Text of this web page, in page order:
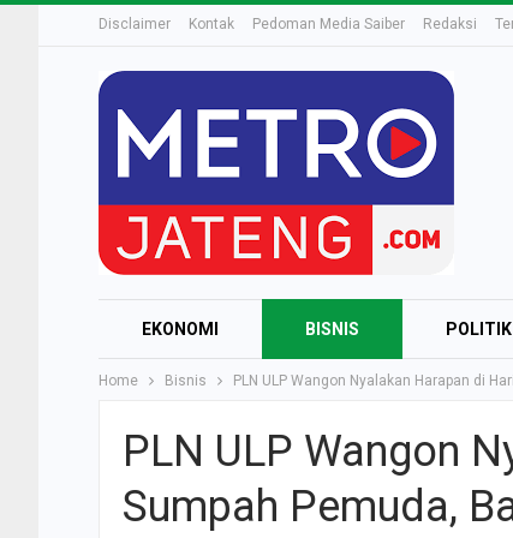
Disclaimer Kontak Pedoman Media Saiber Redaksi
EKONOMI BISNIS POLITIK
Home Bisnis PLN ULP Wangon Nyalakan Harapan di
PLN ULP Wangon
Sumpah Pemuda,